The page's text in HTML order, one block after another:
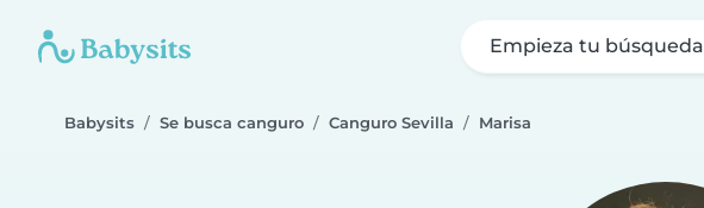
Empieza tu búsqueda
Babysits Se busca canguro Canguro Sevilla Marisa